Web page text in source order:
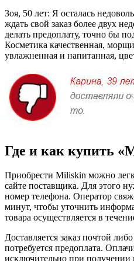
Зоя, 50 лет: Я осталась
ждать свой заказ более двух
делать предоплату, точно бы
Косметика качественная,
увлажненная и напитанная,
Где и как купить
Приобрести Miliskin можно
сайте поставщика. Для этого
номер телефона. Оператор
минут, чтобы уточнить
товара осуществляется в
Доставляется заказ почтой
потребуется предоплата.
исключительно при получении